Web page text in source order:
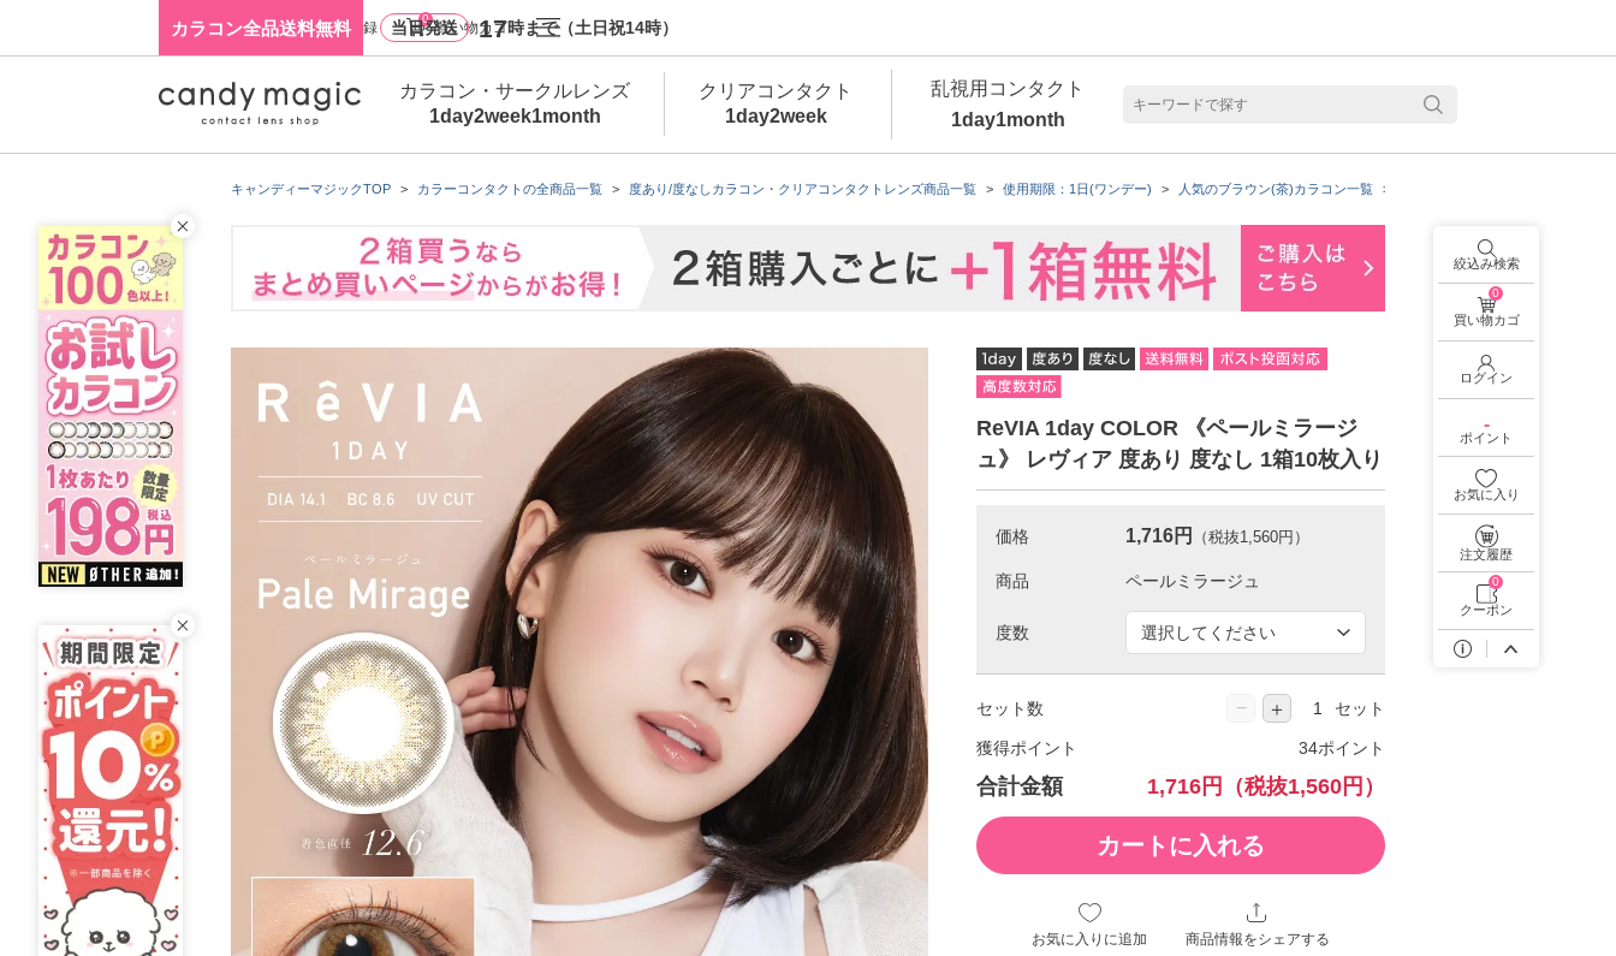
カラコン全品送料無料 当日発送 17時まで（土日祝14時）
キャンディーマジックTOP カラーコンタクトの全商品一覧 度あり/度なしカラコン・クリアコンタクトレンズ商品一覧 使用期限：1日(ワンデー) 人気のブラウン(茶)カラコン一覧
ReVIA 1day COLOR 《ペールミラージ
ュ》 レヴィア 度あり 度なし 1箱10枚入り
価格 1,716円 （税抜1,560円）
商品
度数
セット数 − ＋ セット
獲得ポイント 34ポイント
合計金額 1,716円 （税抜1,560円）
カートに入れる
お気に入りに追加 商品情報をシェアする
ログイン・新規会員登録
0
買い物カゴ
カラコン・サークルレンズ
1day2week1month
クリアコンタクト
1day2week
乱視用コンタクト
1day1month
絞込み検索
0
買い物カゴ
ログイン
-
ポイント
お気に入り
注文履歴
0
クーポン
カラコン・サークルレンズ 1day 商品一覧を見る
遠近両用カラコン 1day商品一覧を見る
カラコン・サークルレンズ 2week商品一覧を見る
カラコン・サークルレンズ 1month商品一覧を見る
クリアコンタクトレンズ 1day 商品一覧を見る 乱視用カラコン 1day商品一覧を見る
クリアコンタクトレンズ 2week 商品一覧を見る
新商品